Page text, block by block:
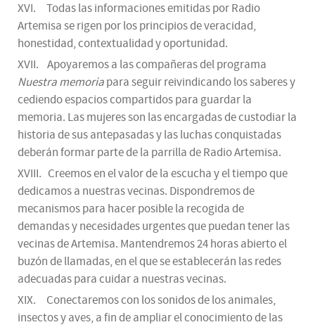
XVI. Todas las informaciones emitidas por Radio
Artemisa se rigen por los principios de veracidad,
honestidad, contextualidad y oportunidad.
XVII. Apoyaremos a las compañeras del programa
Nuestra memoriapara seguir reivindicando los saberes y
cediendo espacios compartidos para guardar la
memoria. Las mujeres son las encargadas de custodiar la
historia de sus antepasadas y las luchas conquistadas
deberán formar parte de la parrilla de Radio Artemisa.
XVIII. Creemos en el valor de la escucha y el tiempo que
dedicamos a nuestras vecinas. Dispondremos de
mecanismos para hacer posible la recogida de
demandas y necesidades urgentes que puedan tener las
vecinas de Artemisa. Mantendremos 24 horas abierto el
buzón de llamadas, en el que se establecerán las redes
adecuadas para cuidar a nuestras vecinas.
XIX. Conectaremos con los sonidos de los animales,
insectos y aves, a fin de ampliar el conocimiento de las